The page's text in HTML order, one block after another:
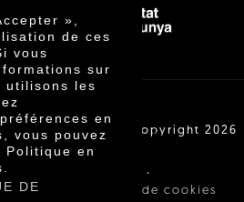
»,
de ces
vous
sur
utilisons les
en
vous pouvez
en
DE
Cambrils SCCL | Copyright 2026
©
·
Politique de cookies